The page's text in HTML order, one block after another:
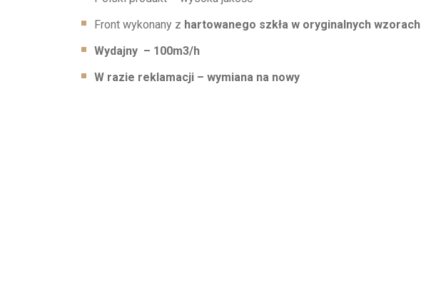
Front wykonany z hartowanego szkła w oryginalnych wzorach
Wydajny – 100m3/h
W razie reklamacji – wymiana na nowy